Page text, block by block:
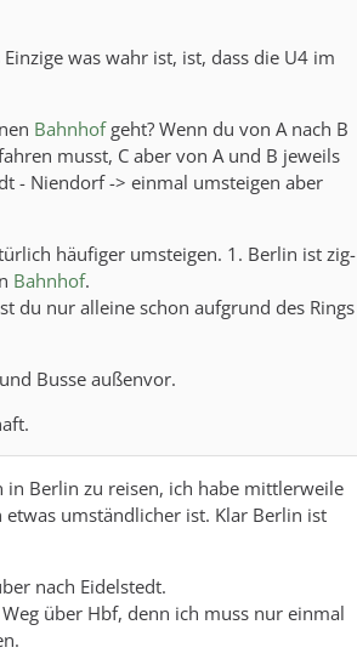
was wahr ist, ist, dass die U4 im
Bahnhofgeht? Wenn du von A nach B
musst, C aber von A und B jeweils
- Niendorf -> einmal umsteigen aber
häufiger umsteigen. 1. Berlin ist zig-
Bahnhof.
du nur alleine schon aufgrund des Rings
Busse außenvor.
in Berlin zu reisen, ich habe mittlerweile
umständlicher ist. Klar Berlin ist
nach Eidelstedt.
über Hbf, denn ich muss nur einmal